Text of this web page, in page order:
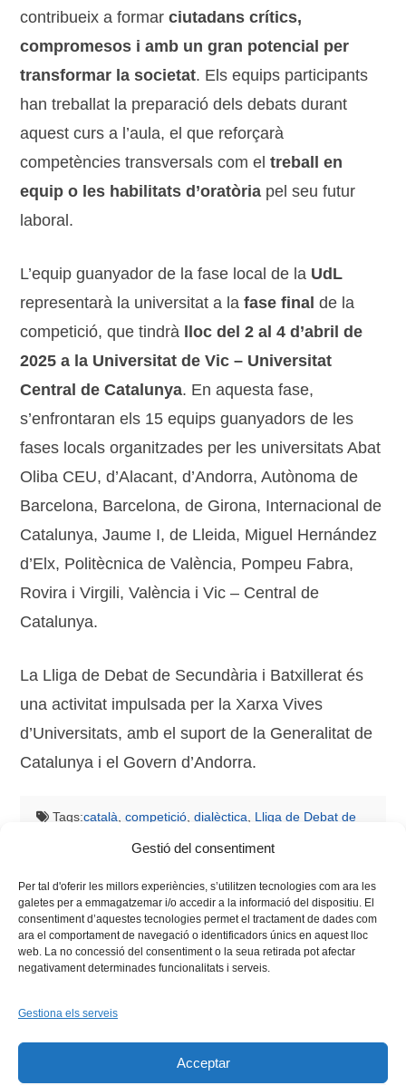
Gestió del consentiment
Per tal d'oferir les millors experiències, s’utilitzen tecnologies com ara les
galetes per a emmagatzemar i/o accedir a la informació del dispositiu. El
consentiment d’aquestes tecnologies permet el tractament de dades com
ara el comportament de navegació o identificadors únics en aquest lloc
web. La no concessió del consentiment o la seua retirada pot afectar
negativament determinades funcionalitats i serveis.
Gestiona els serveis
Acceptar
contribueix a formarciutadans crítics,
compromesos i amb un gran potencial per
transformar la societat. Els equips participants
han treballat la preparació dels debats durant
aquest curs a l’aula, el que reforçarà
competències transversals com eltreball en
equip o les habilitats d’oratòria pel seu futur
laboral.
L’equip guanyador de la fase local de la UdL
representarà la universitat a lafase finalde la
competició, que tindrà
lloc del 2 al 4 d’abril de
2025 a la Universitat de Vic – Universitat
Central de Catalunya. En aquesta fase,
s’enfrontaran els 15 equips guanyadors de les
fases locals organitzades per les universitats Abat
Oliba CEU, d’Alacant, d’Andorra, Autònoma de
Barcelona, Barcelona, de Girona, Internacional de
Catalunya, Jaume I, de Lleida, Miguel Hernández
d’Elx, Politècnica de València, Pompeu Fabra,
Rovira i Virgili, València i Vic – Central de
Catalunya.
La Lliga de Debat de Secundària i Batxillerat és
una activitat impulsada per la Xarxa Vives
d’Universitats, amb el suport de la Generalitat de
Catalunya i el Govern d’Andorra.
Tags:català,competició,dialèctica, Lliga de Debat de
universitat,xarxa vives